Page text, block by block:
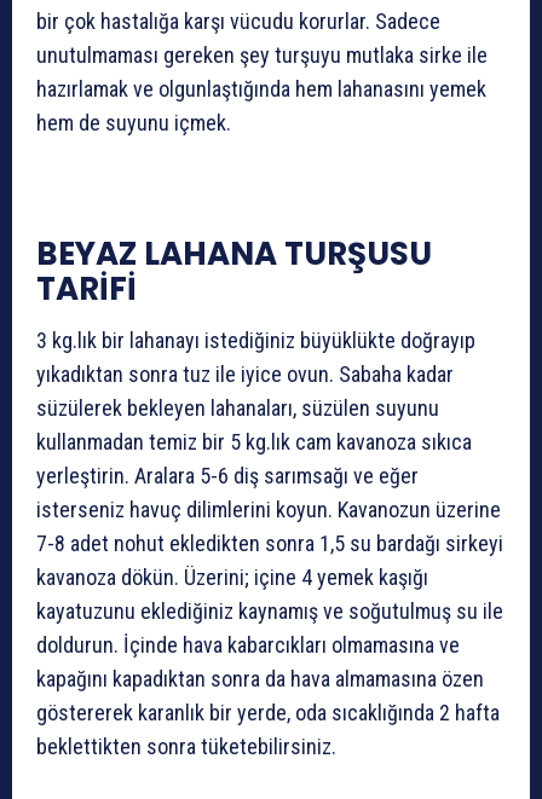
bir çok hastalığa karşı vücudu korurlar. Sadece
unutulmaması gereken şey turşuyu mutlaka sirke ile
hazırlamak ve olgunlaştığında hem lahanasını yemek
hem de suyunu içmek.
BEYAZ LAHANA TURŞUSU
TARİFİ
3 kg.lık bir lahanayı istediğiniz büyüklükte doğrayıp
yıkadıktan sonra tuz ile iyice ovun. Sabaha kadar
süzülerek bekleyen lahanaları, süzülen suyunu
kullanmadan temiz bir 5 kg.lık cam kavanoza sıkıca
yerleştirin. Aralara 5-6 diş sarımsağı ve eğer
isterseniz havuç dilimlerini koyun. Kavanozun üzerine
7-8 adet nohut ekledikten sonra 1,5 su bardağı sirkeyi
kavanoza dökün. Üzerini; içine 4 yemek kaşığı
kayatuzunu eklediğiniz kaynamış ve soğutulmuş su ile
doldurun. İçinde hava kabarcıkları olmamasına ve
kapağını kapadıktan sonra da hava almamasına özen
göstererek karanlık bir yerde, oda sıcaklığında 2 hafta
beklettikten sonra tüketebilirsiniz.